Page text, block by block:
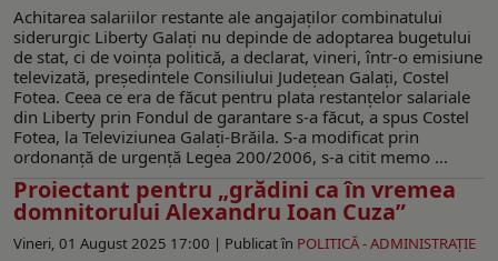
Achitarea salariilor restante ale angajaților combinatului
siderurgic Liberty Galați nu depinde de adoptarea bugetului
de stat, ci de voința politică, a declarat, vineri, într-o emisiune
televizată, președintele Consiliului Județean Galați, Costel
Fotea. Ceea ce era de făcut pentru plata restanțelor salariale
din Liberty prin Fondul de garantare s-a făcut, a spus Costel
Fotea, la Televiziunea Galați-Brăila. S-a modificat prin
ordonanță de urgență Legea 200/2006, s-a citit memo ...
Proiectant pentru „grădini ca în vremea
domnitorului Alexandru Ioan Cuza”
Vineri, 01 August 2025 17:00 | Publicat în POLITICĂ - ADMINISTRAŢIE